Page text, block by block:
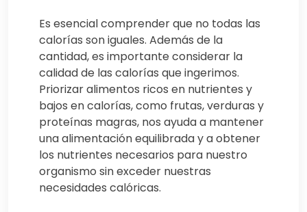
Es esencial comprender que no todas las
calorías son iguales. Además de la
cantidad, es importante considerar la
calidad de las calorías que ingerimos.
Priorizar alimentos ricos en nutrientes y
bajos en calorías, como frutas, verduras y
proteínas magras, nos ayuda a mantener
una alimentación equilibrada y a obtener
los nutrientes necesarios para nuestro
organismo sin exceder nuestras
necesidades calóricas.